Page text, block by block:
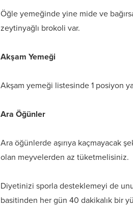
Öğle yemeğinde yine mide ve
zeytinyağlı brokoli var.
Akşam Yemeği
Akşam yemeği listesinde 1 posiyon
Ara Öğünler
Ara öğünlerde aşırıya kaçmayacak
olan meyvelerden az tüketmelisiniz.
Diyetinizi sporla desteklemeyi de
basitinden her gün 40 dakikalık bir